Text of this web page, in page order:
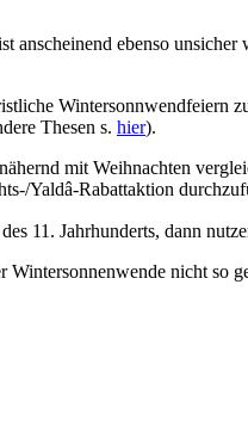
anscheinend ebenso
Wintersonnwendfeiern
Thesen s. hier).
mit Weihnachten
Yaldâ-Rabattaktion
11. Jahrhunderts, dann
Wintersonnenwende nicht so